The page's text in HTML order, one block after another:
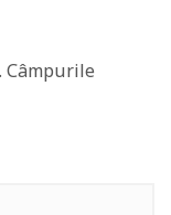
Câmpurile